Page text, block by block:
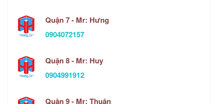
Quận 7 - Mr: Hưng
0904072157
Quận 8 - Mr: Huy
0904991912
Quận 9 - Mr: Thuận